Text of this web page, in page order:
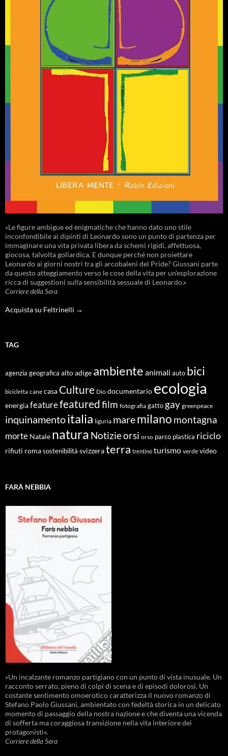
«Le figure ambigue ed enigmatiche che hanno dato uno stile
inconfondibile ai dipinti di Leonardo sono un punto di partenza per
immaginare una vita privata libera da schemi rigidi, affettuosa,
giocosa, talvolta goliardica. E dunque perché non proiettare
Leonardo ai giorni nostri tra gli arcobaleni del Pride? Giussani parte
da questo atteggiamento verso le cose della vita per un’esplorazione
ricca di suggestioni sulla sensibilità sessuale di Leonardo.»
Corriere della Sera
Acquista su Feltrinelli →
TAG
agenzia geografica alto adige ambiente animali auto bici
bicicletta cane casa Culture Dio documentario ecologia
energiafeaturefeaturedfilm fotografia gatto gay greenpeace
inquinamentoitalia liguria maremilano montagna
morte Natale natura Notizieorsi orso parco plastica riciclo
rifiuti roma sostenibilità svizzeraterra trentino turismo verde video
FARÀ NEBBIA
«Un incalzante romanzo partigiano con un punto di vista inusuale. Un
racconto serrato, pieno di colpi di scena e di episodi dolorosi. Un
costante sentimento omoerotico caratterizza il nuovo romanzo di
Stefano Paolo Giussani, ambientato con fedeltà storica in un delicato
momento di passaggio della nostra nazione e che diventa una vicenda
di sofferta ma coraggiosa transizione nella vita interiore dei
protagonisti».
Corriere della Sera